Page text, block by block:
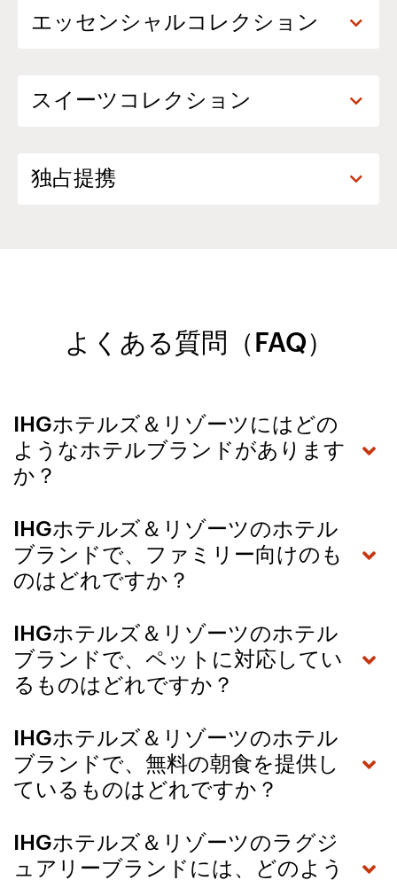
よくある質問（FAQ）
IHGホテルズ＆リゾーツにはどの
ようなホテルブランドがあります
か？
IHGホテルズ＆リゾーツのホテル
ブランドで、ファミリー向けのも
のはどれですか？
IHGホテルズ＆リゾーツのホテル
ブランドで、ペットに対応してい
るものはどれですか？
IHGホテルズ＆リゾーツのホテル
ブランドで、無料の朝食を提供し
ているものはどれですか？
IHGホテルズ＆リゾーツのラグジ
ュアリーブランドには、どのよう